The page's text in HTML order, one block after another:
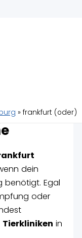
» frankfurt (oder)
–
dein
benötigt. Egal
oder
Tierkliniken in